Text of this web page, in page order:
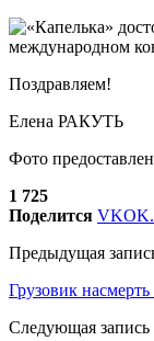
Поздравляем!
Елена РАКУТЬ
Фото
1 725
Поделится VK
Предыдущая
Грузовик
Следующая запись